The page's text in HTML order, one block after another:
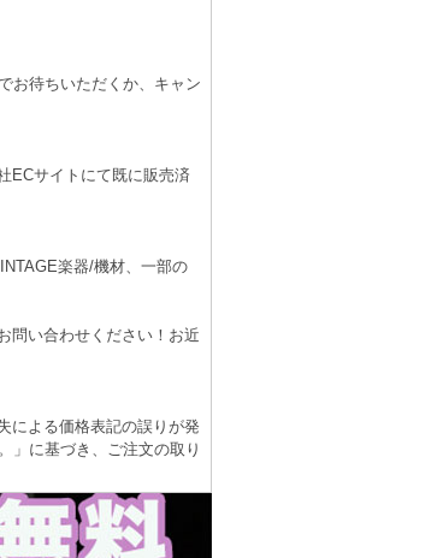
お待ちいただくか、キャン
ECサイトにて既に販売済
楽器/機材、一部の
問い合わせください！お近
による価格表記の誤りが発
」に基づき、ご注文の取り